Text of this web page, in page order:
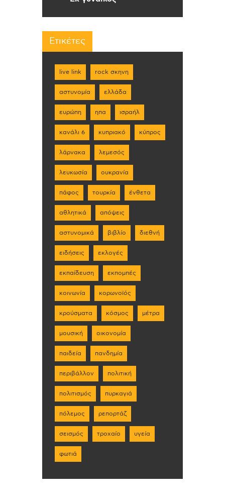
Ετικέτες
live link rock σκηνη
αστυνομία ελλάδα
ευρώπη ηπα ισραήλ
κανάλι 6 κυπριακό κύπρος
λάρνακα λεμεσός
λευκωσία ουκρανία
πάφος τουρκία ένθετα
αθλητικά απόψεις
αστυνομικά βιβλίο διεθνή
ειδήσεις εκλογές
εκπαίδευση εκπομπές
κοινωνία κορωνοϊός
κρούσματα κόσμος μέτρα
μουσική οικονομία
παιδεία πανδημία
περιβάλλον πολιτική
πολιτισμός πυρκαγιά
πόλεμος ρεπορτάζ
σεισμός τροχαίο υγεία
φωτιά